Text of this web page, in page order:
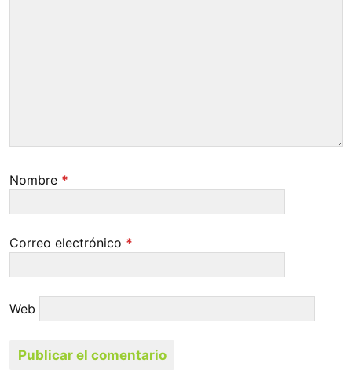
Nombre *
Correo electrónico *
Web